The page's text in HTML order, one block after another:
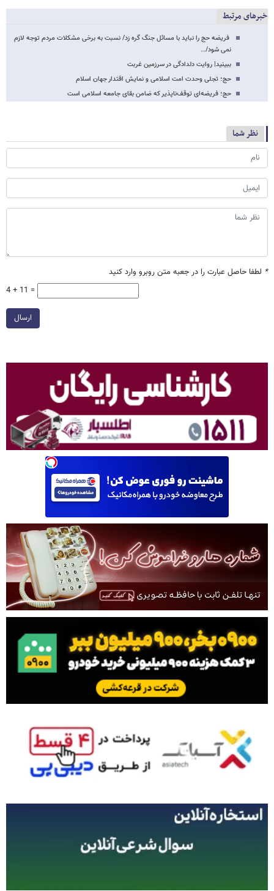
خبرهای مرتبط
فریضه حج را نباید با مسائل جنگ گره زد/ نسبت به برخی مشکلات مردم توجه لازم
نمی شود/…
ببینید| روایت دلدادگی در سرزمین غربت
حج؛ تجلی وحدت امت اسلامی و نمایش اقتدار جهان اسلام
حج؛ فریضه‌ای توقف‌ناپذیر که ضامن بقای جامعه اسلامی است
نظر شما
* لطفا حاصل عبارت را در جعبه متن روبرو وارد کنید
4 + 11 =
ارسال